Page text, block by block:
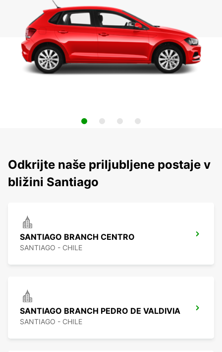
Odkrijte naše priljubljene postaje v
bližini Santiago
SANTIAGO BRANCH CENTRO
SANTIAGO - CHILE
SANTIAGO BRANCH PEDRO DE VALDIVIA
SANTIAGO - CHILE